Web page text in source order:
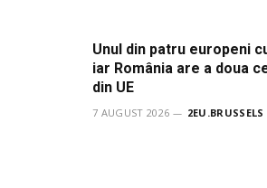
Unul din patru europeni
iar România are a doua
din UE
7 AUGUST 2026 2EU.BRUSSELS